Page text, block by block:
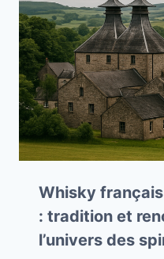
Whisky
: tradition et
l’univers des